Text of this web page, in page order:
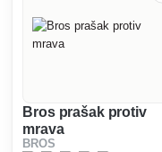
Bros prašak protiv
mrava
BROS